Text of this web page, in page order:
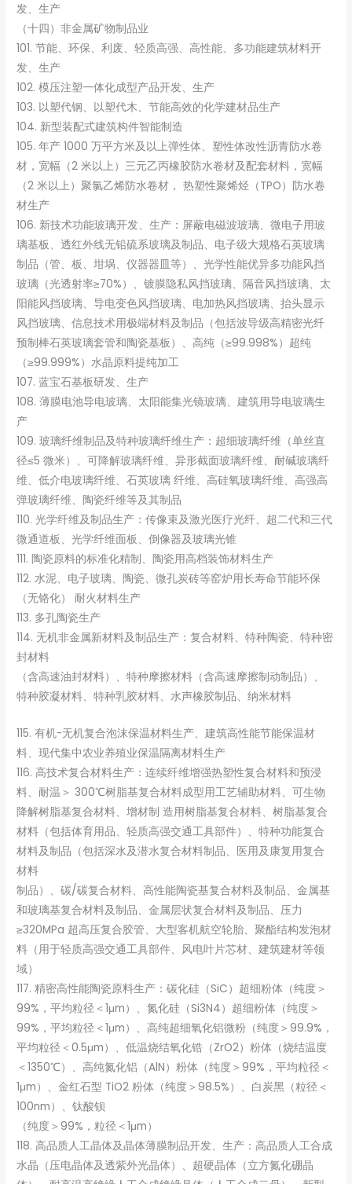
发、生产
（十四）非金属矿物制品业
101. 节能、环保、利废、轻质高强、高性能、多功能建筑材料开
发、生产
102. 模压注塑一体化成型产品开发、生产
103. 以塑代钢、以塑代木、节能高效的化学建材品生产
104. 新型装配式建筑构件智能制造
105. 年产 1000 万平方米及以上弹性体、塑性体改性沥青防水卷
材，宽幅（2 米以上）三元乙丙橡胶防水卷材及配套材料，宽幅
（2 米以上）聚氯乙烯防水卷材， 热塑性聚烯烃（TPO）防水卷
材生产
106. 新技术功能玻璃开发、生产：屏蔽电磁波玻璃、微电子用玻
璃基板、透红外线无铅硫系玻璃及制品、电子级大规格石英玻璃
制品（管、板、坩埚、仪器器皿等）、光学性能优异多功能风挡
玻璃（光透射率≥70%）、镀膜隐私风挡玻璃、隔音风挡玻璃、太
阳能风挡玻璃、导电变色风挡玻璃、电加热风挡玻璃、抬头显示
风挡玻璃、信息技术用极端材料及制品（包括波导级高精密光纤
预制棒石英玻璃套管和陶瓷基板）、高纯（≥99.998%）超纯
（≥99.999%）水晶原料提纯加工
107. 蓝宝石基板研发、生产
108. 薄膜电池导电玻璃、太阳能集光镜玻璃、建筑用导电玻璃生
产
109. 玻璃纤维制品及特种玻璃纤维生产：超细玻璃纤维（单丝直
径≤5 微米）、可降解玻璃纤维、异形截面玻璃纤维、耐碱玻璃纤
维、低介电玻璃纤维、石英玻璃 纤维、高硅氧玻璃纤维、高强高
弹玻璃纤维、陶瓷纤维等及其制品
110. 光学纤维及制品生产：传像束及激光医疗光纤、超二代和三代
微通道板、光学纤维面板、倒像器及玻璃光锥
111. 陶瓷原料的标准化精制、陶瓷用高档装饰材料生产
112. 水泥、电子玻璃、陶瓷、微孔炭砖等窑炉用长寿命节能环保
（无铬化） 耐火材料生产
113. 多孔陶瓷生产
114. 无机非金属新材料及制品生产：复合材料、特种陶瓷、特种密
封材料
（含高速油封材料）、特种摩擦材料（含高速摩擦制动制品）、
特种胶凝材料、特种乳胶材料、水声橡胶制品、纳米材料
115. 有机-无机复合泡沫保温材料生产、建筑高性能节能保温材
料、现代集中农业养殖业保温隔离材料生产
116. 高技术复合材料生产：连续纤维增强热塑性复合材料和预浸
料、耐温＞ 300℃树脂基复合材料成型用工艺辅助材料、可生物
降解树脂基复合材料、增材制 造用树脂基复合材料、树脂基复合
材料（包括体育用品、轻质高强交通工具部件）、特种功能复合
材料及制品（包括深水及潜水复合材料制品、医用及康复用复合
材料
制品）、碳/碳复合材料、高性能陶瓷基复合材料及制品、金属基
和玻璃基复合材料及制品、金属层状复合材料及制品、压力
≥320MPa 超高压复合胶管、大型客机航空轮胎、聚酯结构发泡材
料（用于轻质高强交通工具部件、风电叶片芯材、建筑建材等领
域）
117. 精密高性能陶瓷原料生产：碳化硅（SiC）超细粉体（纯度＞
99%，平均粒径＜1μm）、氮化硅（Si3N4）超细粉体（纯度＞
99%，平均粒径＜1μm）、高纯超细氧化铝微粉（纯度＞99.9%，
平均粒径＜0.5μm）、低温烧结氧化锆（ZrO2）粉体（烧结温度
＜1350℃）、高纯氮化铝（AlN）粉体（纯度＞99%，平均粒径＜
1μm）、金红石型 TiO2 粉体（纯度＞98.5%）、白炭黑（粒径＜
100nm）、钛酸钡
（纯度＞99%，粒径＜1μm）
118. 高品质人工晶体及晶体薄膜制品开发、生产：高品质人工合成
水晶（压电晶体及透紫外光晶体）、超硬晶体（立方氮化硼晶